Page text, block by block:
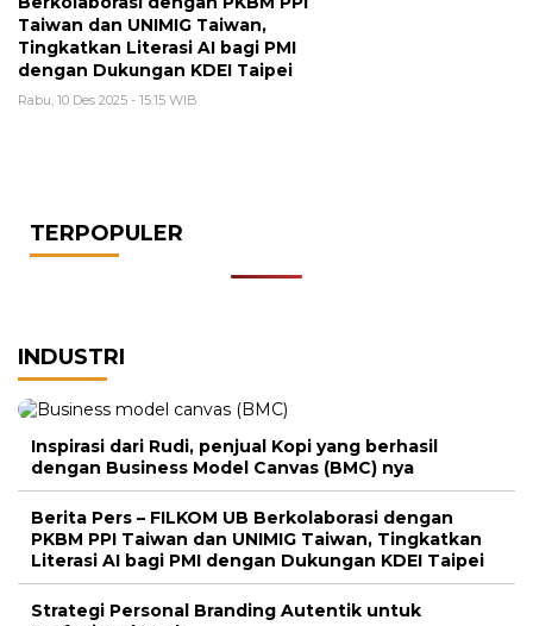
Taiwan dan UNIMIG Taiwan,
Tingkatkan Literasi AI bagi PMI
dengan Dukungan KDEI Taipei
Rabu, 10 Des 2025 - 15:15 WIB
TERPOPULER
INDUSTRI
Inspirasi dari Rudi, penjual Kopi yang berhasil
dengan Business Model Canvas (BMC) nya
Berita Pers – FILKOM UB Berkolaborasi dengan
PKBM PPI Taiwan dan UNIMIG Taiwan, Tingkatkan
Literasi AI bagi PMI dengan Dukungan KDEI Taipei
Strategi Personal Branding Autentik untuk